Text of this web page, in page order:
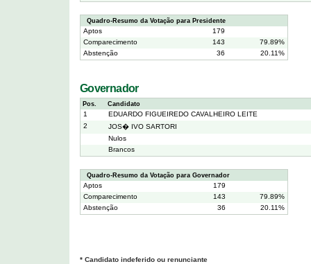
Quadro-Resumo da Votação para Presidente
Aptos
179
Comparecimento
143
79.89%
Abstenção
36 20.11%
Governador
Pos. Candidato
1
EDUARDO FIGUEIREDO CAVALHEIRO LEITE
2
JOS� IVO SARTORI
Nulos
Brancos
Quadro-Resumo da Votação para Governador
Aptos
179
Comparecimento
143
79.89%
Abstenção
36 20.11%
* Candidato indeferido ou renunciante